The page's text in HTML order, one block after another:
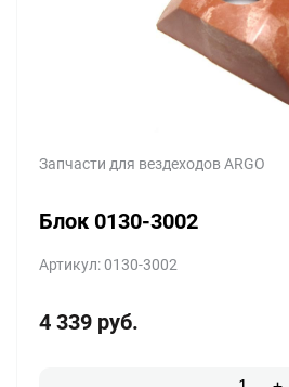
Запчасти для вездеходов ARGO
Блок 0130-3002
Артикул: 0130-3002
4 339 руб.